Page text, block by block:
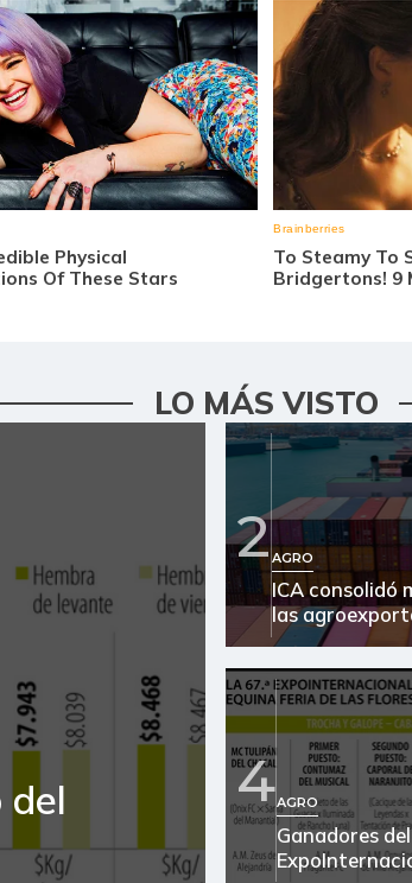
LO MÁS VISTO
del
2AGRO
ICA consolidó
las
4AGRO
Ganadores